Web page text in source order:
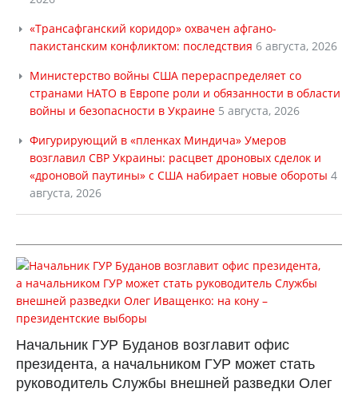
«Трансафганский коридор» охвачен афгано-
пакистанским конфликтом: последствия 6 августа, 2026
Министерство войны США перераспределяет со
странами НАТО в Европе роли и обязанности в области
войны и безопасности в Украине 5 августа, 2026
Фигурирующий в «пленках Миндича» Умеров
возглавил СВР Украины: расцвет дроновых сделок и
«дроновой паутины» с США набирает новые обороты 4
августа, 2026
Начальник ГУР Буданов возглавит офис
президента, а начальником ГУР может стать
руководитель Службы внешней разведки Олег